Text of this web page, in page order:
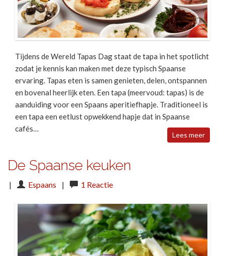
Tijdens de Wereld Tapas Dag staat de tapa in het spotlicht
zodat je kennis kan maken met deze typisch Spaanse
ervaring. Tapas eten is samen genieten, delen, ontspannen
en bovenal heerlijk eten. Een tapa (meervoud: tapas) is de
aanduiding voor een Spaans aperitiefhapje. Traditioneel is
een tapa een eetlust opwekkend hapje dat in Spaanse
cafés…
Lees meer
De Spaanse keuken
| Espaans | 1 Reactie